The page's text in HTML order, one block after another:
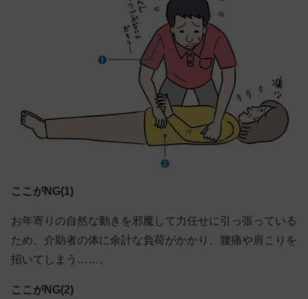
ここがNG(1)
お年寄りの自然な動きを邪魔して力任せに引っ張っている
ため、介助者の体に余計な負荷がかかり、腰痛や肩こりを
招いてしまう……。
ここがNG(2)